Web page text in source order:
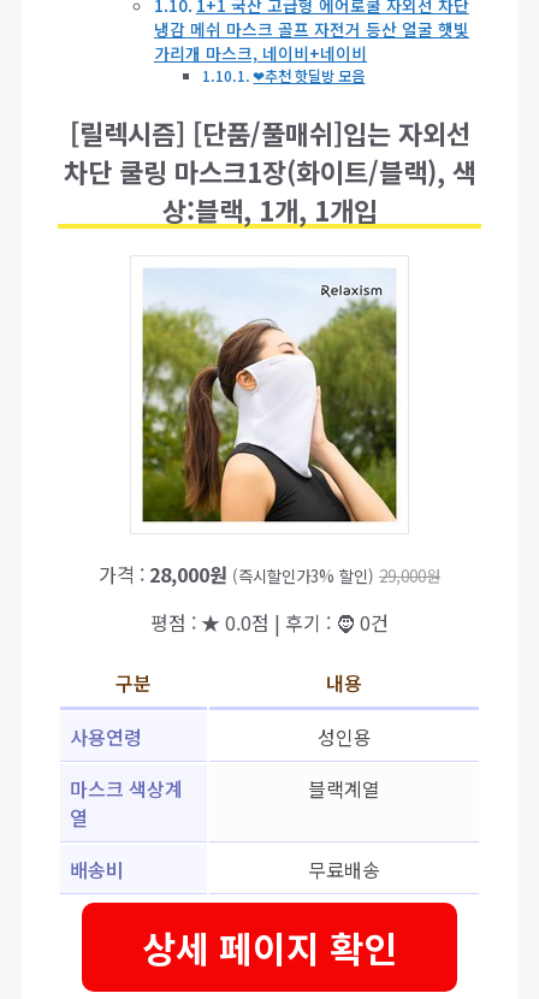
1+1 국산 고급형 에어로쿨 자외선 차단
냉감 메쉬 마스크 골프 자전거 등산 얼굴 햇빛
가리개 마스크, 네이비+네이비
❤추천 핫딜방 모음
[릴렉시즘] [단품/풀매쉬]입는 자외선
차단 쿨링 마스크1장(화이트/블랙), 색
상:블랙, 1개, 1개입
가격 : 28,000원 (즉시할인가3% 할인) 29,000원
평점 : ★ 0.0점 | 후기 : 🧔 0건
구분
내용
사용연령
성인용
마스크 색상계
열
블랙계열
배송비 무료배송
상세 페이지 확인